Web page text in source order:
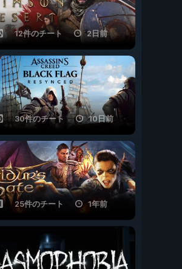
12件のチート 2日前
30件のチート 10日前
25件のチート 1年前